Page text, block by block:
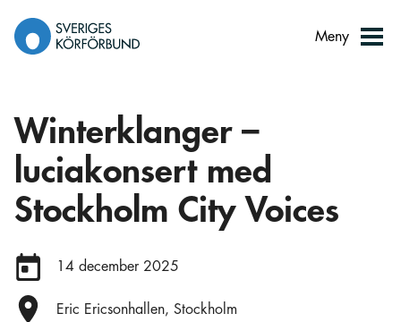
innehåll
Meny
Winterklanger –
luciakonsert med
Stockholm City Voices
Datum:
14 december 2025
Plats:
Eric Ericsonhallen, Stockholm